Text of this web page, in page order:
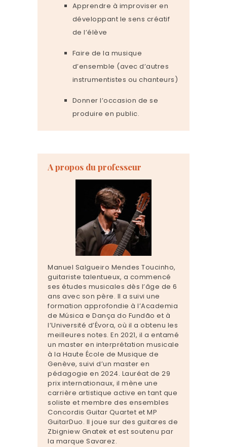
Apprendre à improviser en
développant le sens créatif
de l’élève
Faire de la musique
d’ensemble (avec d’autres
instrumentistes ou chanteurs)
Donner l’occasion de se
produire en public.
A propos du professeur
Manuel Salgueiro Mendes Toucinho,
guitariste talentueux, a commencé
ses études musicales dès l’âge de 6
ans avec son père. Il a suivi une
formation approfondie à l’Academia
de Música e Dança do Fundão et à
l’Université d’Évora, où il a obtenu les
meilleures notes. En 2021, il a entamé
un master en interprétation musicale
à la Haute École de Musique de
Genève, suivi d’un master en
pédagogie en 2024. Lauréat de 29
prix internationaux, il mène une
carrière artistique active en tant que
soliste et membre des ensembles
Concordis Guitar Quartet et MP
GuitarDuo. Il joue sur des guitares de
Zbigniew Gnatek et est soutenu par
la marque Savarez.